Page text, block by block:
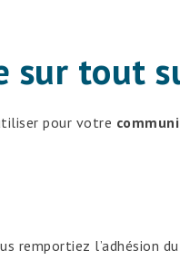
sur tout
pour votre
remportiez l’adhésion